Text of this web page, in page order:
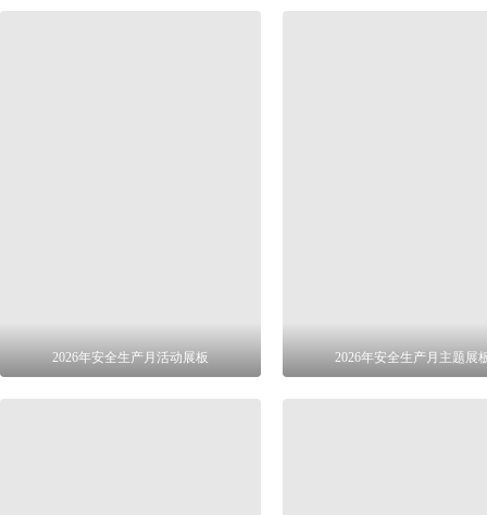
2026年安全生产月活动展板 2026年安全生产月主题展